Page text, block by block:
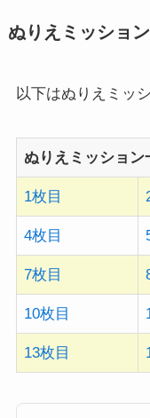
1枚目
4枚目
7枚目
10枚目
13枚目